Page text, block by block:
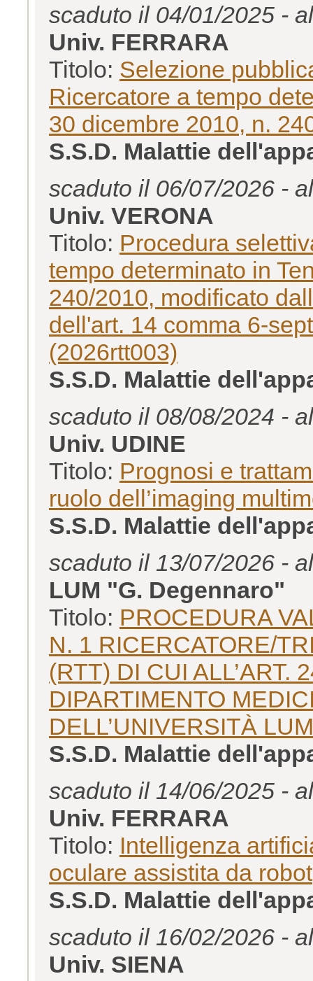
scaduto il 04/01/2025 -
Univ. FERRARA
Titolo: Selezione
Ricercatore a tempo
30 dicembre 2010, n.
S.S.D. Malattie
scaduto il 06/07/2026 -
Univ. VERONA
Titolo: Procedura
tempo determinato in
240/2010, modificato
dell'art. 14 comma 6-
(2026rtt003)
S.S.D. Malattie
scaduto il 08/08/2024 -
Univ. UDINE
Titolo: Prognosi e
ruolo dell’imaging
S.S.D. Malattie
scaduto il 13/07/2026 -
LUM "G. Degennaro"
Titolo: PROCEDURA
N. 1 RICERCATORE/
(RTT) DI CUI ALL’ART.
DIPARTIMENTO
DELL’UNIVERSITÀ
S.S.D. Malattie
scaduto il 14/06/2025 -
Univ. FERRARA
Titolo: Intelligenza
oculare assistita da robot
S.S.D. Malattie
scaduto il 16/02/2026 -
Univ. SIENA